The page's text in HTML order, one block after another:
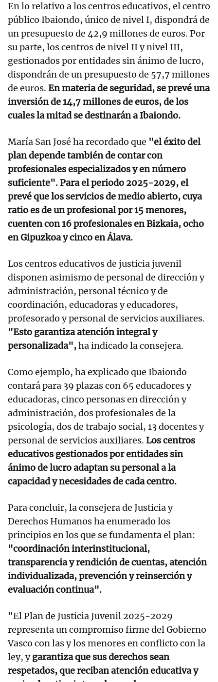
En lo relativo a los centros educativos, el centro
público Ibaiondo, único de nivel I, dispondrá de
un presupuesto de 42,9 millones de euros. Por
su parte, los centros de nivel II y nivel III,
gestionados por entidades sin ánimo de lucro,
dispondrán de un presupuesto de 57,7 millones
de euros. En materia de seguridad, se prevé una
inversión de 14,7 millones de euros, de los
cuales la mitad se destinarán a Ibaiondo.
María San José ha recordado que "el éxito del
plan depende también de contar con
profesionales especializados y en número
suficiente". Para el periodo 2025-2029, el
prevé que los servicios de medio abierto, cuya
ratio es de un profesional por 15 menores,
cuenten con 16 profesionales en Bizkaia, ocho
en Gipuzkoa y cinco en Álava.
Los centros educativos de justicia juvenil
disponen asimismo de personal de dirección y
administración, personal técnico y de
coordinación, educadoras y educadores,
profesorado y personal de servicios auxiliares.
"Esto garantiza atención integral y
personalizada",ha indicado la consejera.
Como ejemplo, ha explicado que Ibaiondo
contará para 39 plazas con 65 educadores y
educadoras, cinco personas en dirección y
administración, dos profesionales de la
psicología, dos de trabajo social, 13 docentes y
personal de servicios auxiliares. Los centros
educativos gestionados por entidades sin
ánimo de lucro adaptan su personal a la
capacidad y necesidades de cada centro.
Para concluir, la consejera de Justicia y
Derechos Humanos ha enumerado los
principios en los que se fundamenta el plan:
"coordinación interinstitucional,
transparencia y rendición de cuentas, atención
individualizada, prevención y reinserción y
evaluación continua".
"El Plan de Justicia Juvenil 2025-2029
representa un compromiso firme del Gobierno
Vasco con las y los menores en conflicto con la
ley, ygarantiza que sus derechos sean
respetados, que reciban atención educativa y